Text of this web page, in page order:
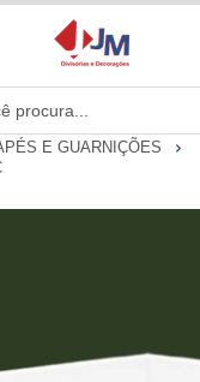
E GUARNIÇÕES